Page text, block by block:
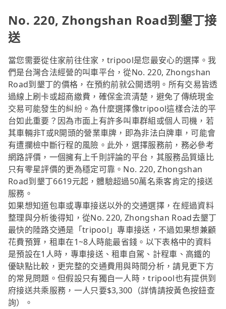
No. 220, Zhongshan Road到墾丁接
送
當您需要從住家前往住家，tripool是您最安心的選擇。我
們是台灣合法經營的叫車平台，從No. 220, Zhongshan
Road到墾丁的價格，在預約前就公開透明。所有交易皆透
過線上刷卡或超商繳費，確保金流清楚，避免了傳統現金
交易可能發生的糾紛。為什麼選擇像tripool這樣合法的平
台如此重要？因為市面上有許多叫車群組或個人司機，若
其車輛非T或R開頭的營業車牌，即為非法白牌車，可能會
有遭攔檢中斷行程的風險。此外，選擇服務前，務必參考
網路評價，一個擁有上千則評論的平台，其服務品質遠比
只有零星評價的更為穩定可靠。No. 220, Zhongshan
Road到墾丁6619元起，體驗超過50萬名乘客肯定的接送
服務。
如果想知道包車或專車接送以外的交通選擇，在經過資料
整理與分析後得知，從No. 220, Zhongshan Road去墾丁
最快的陸路交通是「tripool」專車接送，不過如果想兼顧
花費預算，租車在1~8人時能最省錢。以下表格中的資料
是預設在1人時，專車接送、租車自駕、計程車、高鐵的
優缺點比較，更完整的交通費用與時間分析，請見更下方
的常見問題。但假設只有獨自一人時，tripool也有提供到
府接送共乘服務，一人只要$3,300（詳情請按黃色按鈕查
詢）。